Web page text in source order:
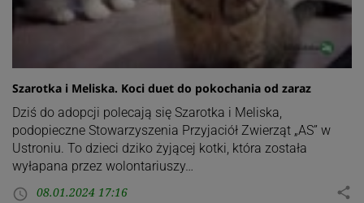
Szarotka i Meliska. Koci duet do pokochania od zaraz
Dziś do adopcji polecają się Szarotka i Meliska,
podopieczne Stowarzyszenia Przyjaciół Zwierząt „AS” w
Ustroniu. To dzieci dziko żyjącej kotki, która została
wyłapana przez wolontariuszy…
access_time 08.01.2024 17:16 share